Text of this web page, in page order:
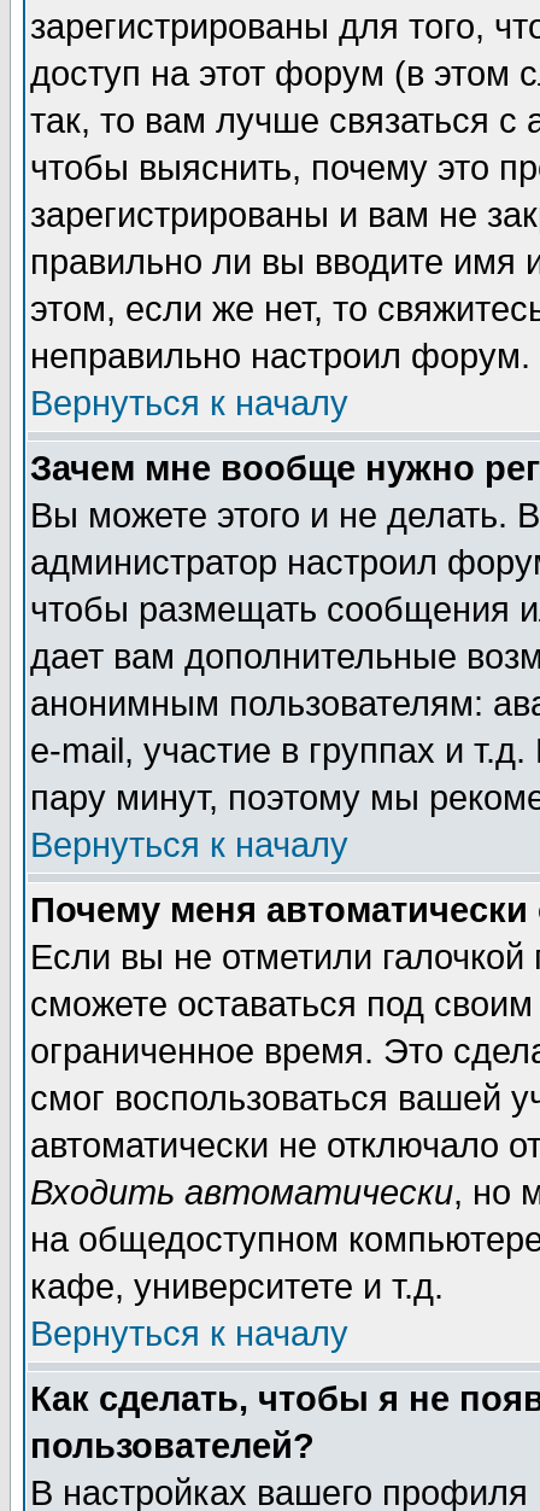
зарегистрированы для того,
доступ на этот форум (в этом
так, то вам лучше связаться
чтобы выяснить, почему это
зарегистрированы и вам не
правильно ли вы вводите
этом, если же нет, то
неправильно настроил форум.
Вернуться к началу
Зачем мне вообще нужно
Вы можете этого и не делать.
администратор настроил
чтобы размещать сообщения
дает вам дополнительные
анонимным пользователям:
e-mail, участие в группах и
пару минут, поэтому мы
Вернуться к началу
Почему меня автоматически
Если вы не отметили галочкой
сможете оставаться под
ограниченное время. Это
смог воспользоваться вашей
автоматически не отключало
Входить автоматически, но
на общедоступном
кафе, университете и т.д.
Вернуться к началу
Как сделать, чтобы я не
пользователей?
В настройках вашего